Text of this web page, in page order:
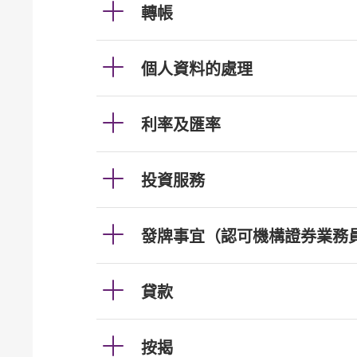
轉帳
個人資料的處理
利率及匯率
投資服務
發牌事宜（認可機構證券業務
貸款
按揭